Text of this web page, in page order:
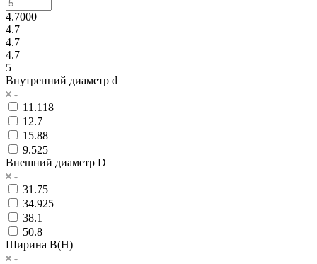
4.7000
4.7
4.7
4.7
5
Внутренний диаметр d
11.118
12.7
15.88
9.525
Внешний диаметр D
31.75
34.925
38.1
50.8
Ширина B(H)